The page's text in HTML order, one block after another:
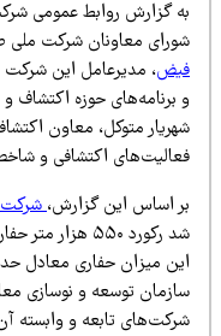
عمومی شرکت ملی صنایع
شرکت ملی صنایع مس
این شرکت برگزار شد،
حوزه اکتشاف و توسعه معدنی
معاون اکتشافات و توسعه
و شاخص‌های عملکردی
گزارش،شرکت ملی صنایع مس
شد رکورد ۵۵۰ هزار متر حفاری
این میزان حفاری
و نوسازی معادن و صنایع
و وابسته آن عنوان شده